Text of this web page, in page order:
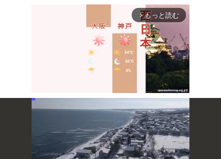
arrow_forward_ios もっと読む
Mute